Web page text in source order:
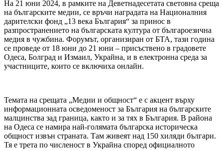
На 21 юни 2024, в рамките на Деветнадесетата световна среща
на българските медии, се връчи наградата на Националния
дарителски фонд „13 века България“ за принос в
разпространението на българската култура от българоезична
медия в чужбина. Форумът, организиран от БТА, тази година
се проведе от 18 юни до 21 юни – присъствено в градовете
Одеса, Болград и Измаил, Украйна, и в електронна среда за
участниците, които се включиха онлайн.
Темата на срещата „Медии и общност“ е с акцент върху
информационната осведоменост за България на българските
малцинства зад граница, както и за тях в България. В района
на Одеса се намира най-голямата българска историческа
общност извън страната. Там живеят над 150 хиляди българи.
Тя е трета по численост в Украйна според официалното